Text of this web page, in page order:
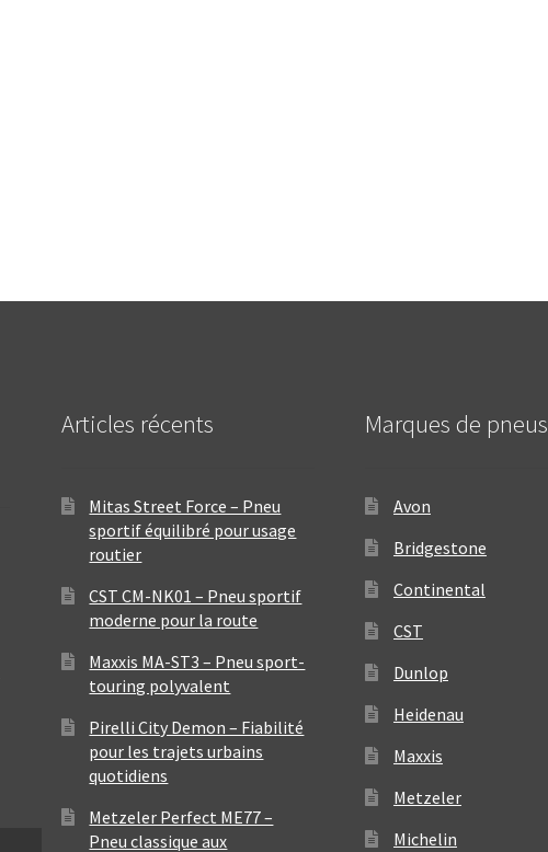
Articles récents
Mitas Street Force – Pneu
sportif équilibré pour usage
routier
CST CM-NK01 – Pneu sportif
moderne pour la route
Maxxis MA-ST3 – Pneu sport-
touring polyvalent
Pirelli City Demon – Fiabilité
pour les trajets urbains
quotidiens
Metzeler Perfect ME77 –
Pneu classique aux
Marques de pneus
Avon
Bridgestone
Continental
CST
Dunlop
Heidenau
Maxxis
Metzeler
Michelin